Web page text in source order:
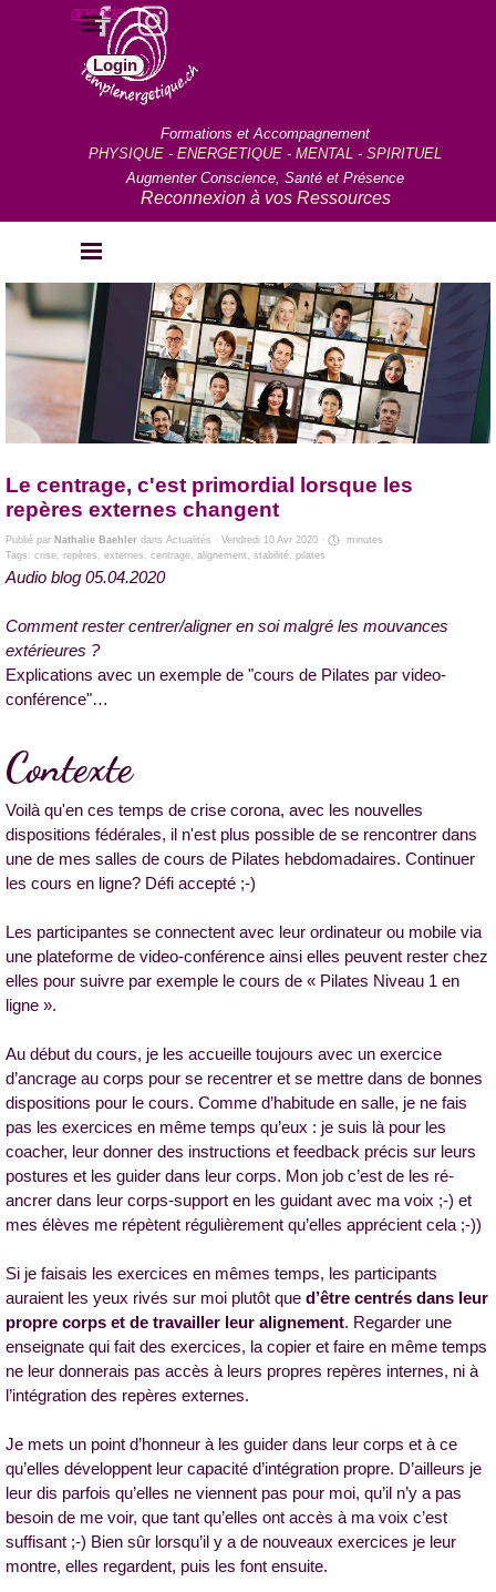
Aller au contenu
agenda
Sauter le menu
Login
Formations et Accompagnement
PHYSIQUE - ENERGETIQUE - MENTAL - SPIRITUEL
Augmenter Conscience, Santé et Présence
Reconnexion à vos Ressources
Sauter le menu
Le centrage, c'est primordial lorsque les
repères externes changent
Publié par Nathalie Baehler dans Actualités · Vendredi 10 Avr 2020 ·
minutes
Tags: crise repères externes centrage alignement stabilité pilates
Audio blog 05.04.2020
Comment rester centrer/aligner en soi malgré les mouvances
extérieures ?
Explications avec un exemple de "cours de Pilates par video-
conférence"…
Contexte
Voilà qu'en ces temps de crise corona, avec les nouvelles
dispositions fédérales, il n'est plus possible de se rencontrer dans
une de mes salles de cours de Pilates hebdomadaires. Continuer
les cours en ligne? Défi accepté ;-)
Les participantes se connectent avec leur ordinateur ou mobile via
une plateforme de video-conférence ainsi elles peuvent rester chez
elles pour suivre par exemple le cours de « Pilates Niveau 1 en
ligne ».
Au début du cours, je les accueille toujours avec un exercice
d’ancrage au corps pour se recentrer et se mettre dans de bonnes
dispositions pour le cours. Comme d’habitude en salle, je ne fais
pas les exercices en même temps qu’eux : je suis là pour les
coacher, leur donner des instructions et feedback précis sur leurs
postures et les guider dans leur corps. Mon job c’est de les ré-
ancrer dans leur corps-support en les guidant avec ma voix ;-) et
mes élèves me répètent régulièrement qu’elles apprécient cela ;-))
Si je faisais les exercices en mêmes temps, les participants
auraient les yeux rivés sur moi plutôt que d’être centrés dans leur
propre corps et de travailler leur alignement. Regarder une
enseignate qui fait des exercices, la copier et faire en même temps
ne leur donnerais pas accès à leurs propres repères internes, ni à
l’intégration des repères externes.
Je mets un point d’honneur à les guider dans leur corps et à ce
qu’elles développent leur capacité d’intégration propre. D’ailleurs je
leur dis parfois qu’elles ne viennent pas pour moi, qu’il n’y a pas
besoin de me voir, que tant qu’elles ont accès à ma voix c’est
suffisant ;-) Bien sûr lorsqu’il y a de nouveaux exercices je leur
montre, elles regardent, puis les font ensuite.